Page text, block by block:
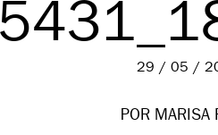
29 / 05 /
POR MARISA